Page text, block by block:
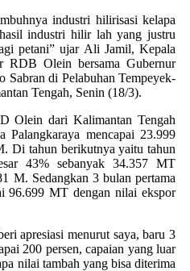
industri hilirisasi kelapa
industri hilir lah yang justru
petani” ujar Ali Jamil, Kepala
RDB Olein bersama Gubernur
Sabran di Pelabuhan Tempeyek-
Tengah, Senin (18/3).
Olein dari Kalimantan Tengah
mencapai 23.999
Di tahun berikutnya yaitu tahun
43% sebanyak 34.357 MT
M. Sedangkan 3 bulan pertama
96.699 MT dengan nilai ekspor
apresiasi menurut saya, baru 3
200 persen, capaian yang luar
nilai tambah yang bisa diterima